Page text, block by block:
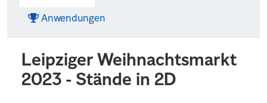
Anwendungen
Leipziger Weihnachtsmarkt
2023 - Stände in 2D